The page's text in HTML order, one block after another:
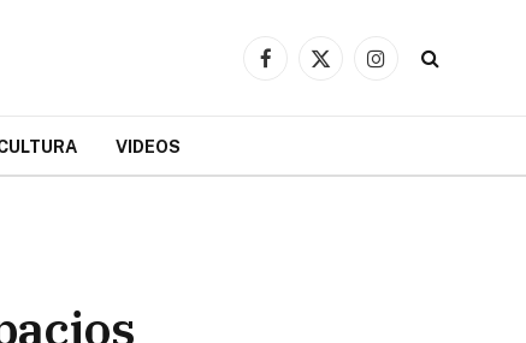
Facebook
X
Instagram
VIDEOS